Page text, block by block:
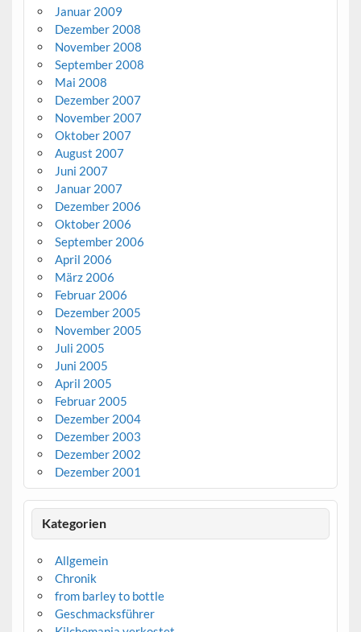
Januar 2009
Dezember 2008
November 2008
September 2008
Mai 2008
Dezember 2007
November 2007
Oktober 2007
August 2007
Juni 2007
Januar 2007
Dezember 2006
Oktober 2006
September 2006
April 2006
März 2006
Februar 2006
Dezember 2005
November 2005
Juli 2005
Juni 2005
April 2005
Februar 2005
Dezember 2004
Dezember 2003
Dezember 2002
Dezember 2001
Kategorien
Allgemein
Chronik
from barley to bottle
Geschmacksführer